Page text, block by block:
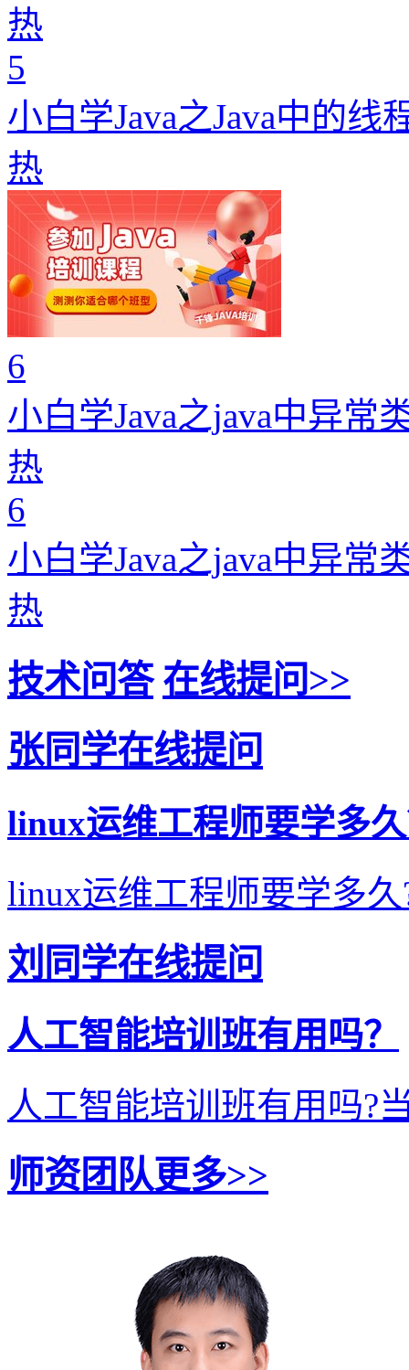
热
5
小白学Java之Java中的线
热
6
小白学Java之java中异常
热
6
小白学Java之java中异常
热
技术问答 在线提问>>
张同学在线提问
linux运维工程师要学多
linux运维工程师要学多
刘同学在线提问
人工智能培训班有用吗？
人工智能培训班有用吗?
师资团队更多>>